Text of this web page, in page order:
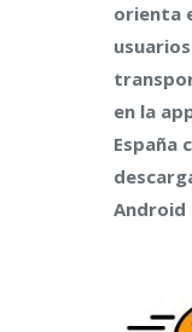
orienta
en la
España
Android